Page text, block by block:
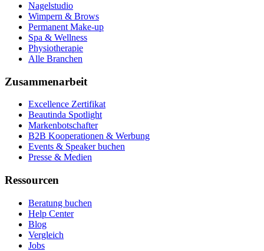
Nagelstudio
Wimpern & Brows
Permanent Make-up
Spa & Wellness
Physiotherapie
Alle Branchen
Zusammenarbeit
Excellence Zertifikat
Beautinda Spotlight
Markenbotschafter
B2B Kooperationen & Werbung
Events & Speaker buchen
Presse & Medien
Ressourcen
Beratung buchen
Help Center
Blog
Vergleich
Jobs